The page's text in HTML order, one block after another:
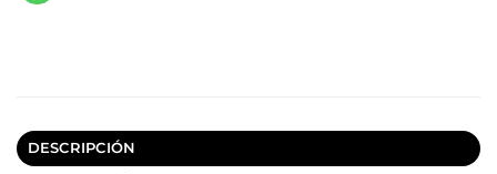
DESCRIPCIÓN